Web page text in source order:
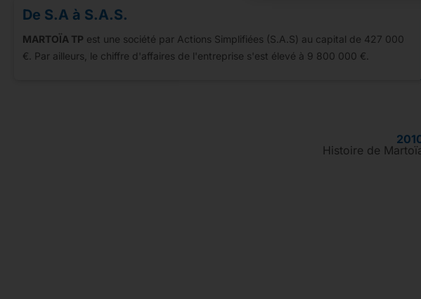
De S.A à S.A.S.
MARTOÏA TP est une société par Actions Simplifiées (S.A.S) au capital de 427 000
€. Par ailleurs, le chiffre d'affaires de l'entreprise s'est élevé à 9 800 000 €.
Histoire de